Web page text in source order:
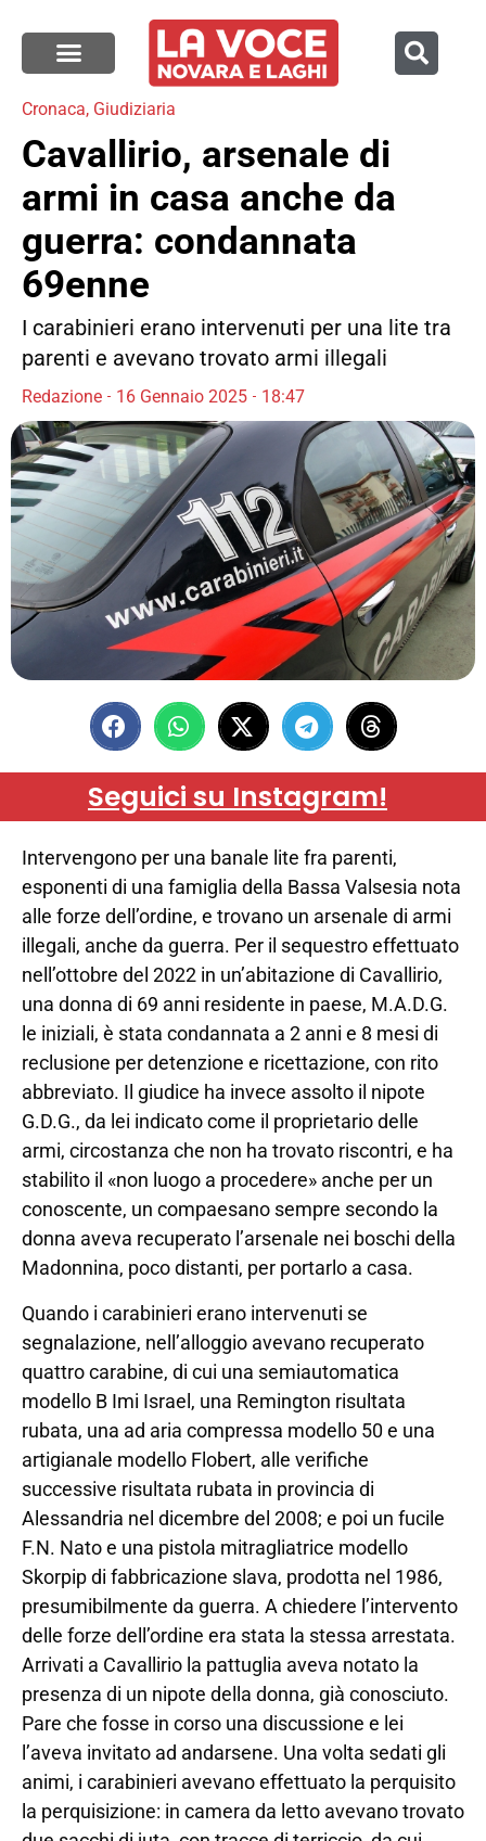
Cronaca, Giudiziaria
Cavallirio, arsenale di
armi in casa anche da
guerra: condannata
69enne
I carabinieri erano intervenuti per una lite tra
parenti e avevano trovato armi illegali
Redazione 16 Gennaio 2025 18:47
Seguici su Instagram!
Intervengono per una banale lite fra parenti,
esponenti di una famiglia della Bassa Valsesia nota
alle forze dell’ordine, e trovano un arsenale di armi
illegali, anche da guerra. Per il sequestro effettuato
nell’ottobre del 2022 in un’abitazione di Cavallirio,
una donna di 69 anni residente in paese, M.A.D.G.
le iniziali, è stata condannata a 2 anni e 8 mesi di
reclusione per detenzione e ricettazione, con rito
abbreviato. Il giudice ha invece assolto il nipote
G.D.G., da lei indicato come il proprietario delle
armi, circostanza che non ha trovato riscontri, e ha
stabilito il «non luogo a procedere» anche per un
conoscente, un compaesano sempre secondo la
donna aveva recuperato l’arsenale nei boschi della
Madonnina, poco distanti, per portarlo a casa.
Quando i carabinieri erano intervenuti se
segnalazione, nell’alloggio avevano recuperato
quattro carabine, di cui una semiautomatica
modello B Imi Israel, una Remington risultata
rubata, una ad aria compressa modello 50 e una
artigianale modello Flobert, alle verifiche
successive risultata rubata in provincia di
Alessandria nel dicembre del 2008; e poi un fucile
F.N. Nato e una pistola mitragliatrice modello
Skorpip di fabbricazione slava, prodotta nel 1986,
presumibilmente da guerra. A chiedere l’intervento
delle forze dell’ordine era stata la stessa arrestata.
Arrivati a Cavallirio la pattuglia aveva notato la
presenza di un nipote della donna, già conosciuto.
Pare che fosse in corso una discussione e lei
l’aveva invitato ad andarsene. Una volta sedati gli
animi, i carabinieri avevano effettuato la perquisito
la perquisizione: in camera da letto avevano trovato